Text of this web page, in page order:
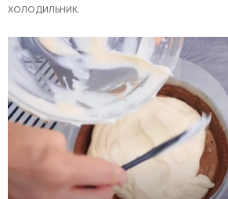
холодильник.